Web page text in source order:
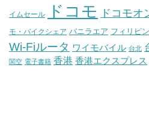
イムセール ドコモ ドコモ
モ・バイクシェア バニラエア フィリピン
Wi-Fiルータ ワイモバイル 台北
関空 電子書籍 香港 香港エクスプレス